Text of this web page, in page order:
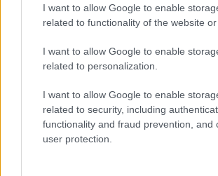
I want to allow Google to enable
related to functionality of the website or
I want to allow Google to enable
related to personalization.
I want to allow Google to enable
related to security, including
functionality and fraud prevention, and
user protection.